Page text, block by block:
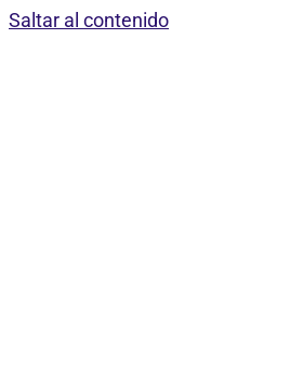
Saltar al contenido